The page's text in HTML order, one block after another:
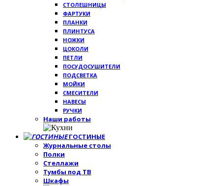
СТОЛЕШНИЦЫ
ФАРТУКИ
ПЛАНКИ
ПЛИНТУСА
НОЖКИ
ЦОКОЛИ
ПЕТЛИ
ПОСУДОСУШИТЕЛИ
ПОДСВЕТКА
МОЙКИ
СМЕСИТЕЛИ
НАВЕСЫ
РУЧКИ
Наши работы
ГОСТИНЫЕ
Журнальные столы
Полки
Стеллажи
Тумбы под ТВ
Шкафы